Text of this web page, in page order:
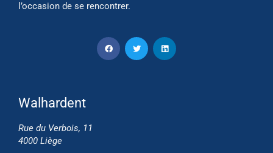
l’occasion de se rencontrer.
Walhardent
Rue du Verbois, 11
4000 Liège